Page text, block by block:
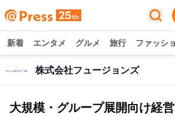
新着 エンタメ グルメ 旅行 ファッシ
株式会社フュージョンズ
大規模・グループ展開向け経